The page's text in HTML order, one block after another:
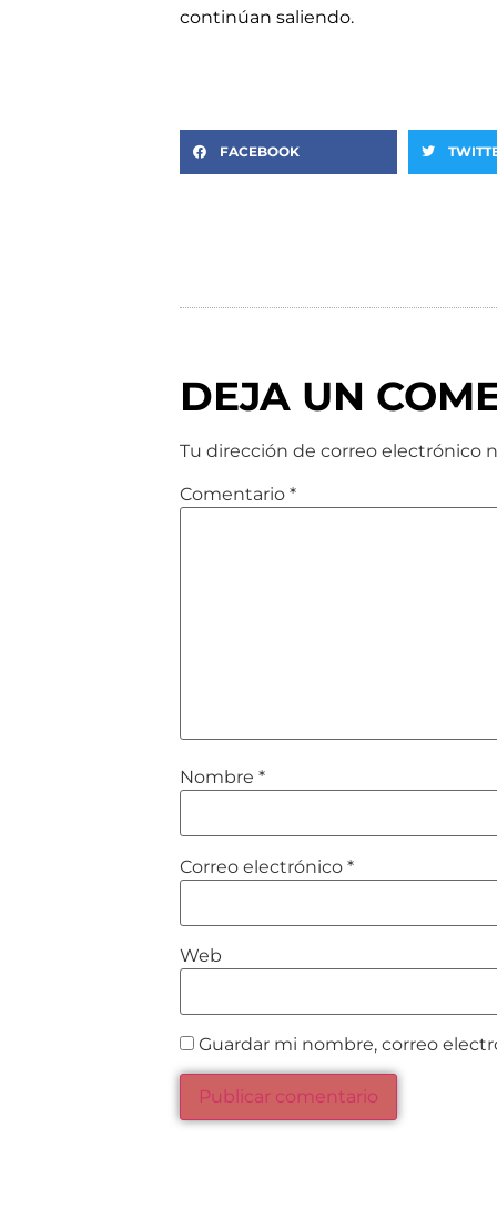
continúan saliendo.
FACEBOOK
DEJA UN
Tu dirección de correo electrónico
Comentario *
Nombre *
Correo electrónico *
Web
Guardar mi nombre, correo